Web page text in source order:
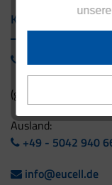
Kontakt
(gebührenfrei aus
Ausland:
+49 - 5042 940
info@eucell.de